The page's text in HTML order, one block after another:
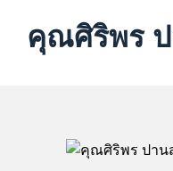
คุณศิริพร